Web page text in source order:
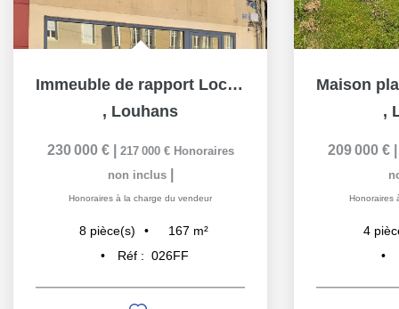
Immeuble de rapport Local commercial et 2 appartements...
, Louhans
230 000 € 217 000 € Honoraires
non inclus
Honoraires à la charge du vendeur
8 pièce(s) 167 m²
Réf : 026FF
,
209 000 €
Honoraires
4